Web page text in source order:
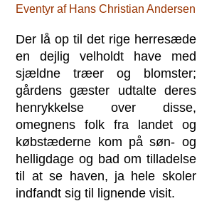
Eventyr af Hans Christian Andersen
Der lå op til det rige herresæde
en dejlig velholdt have med
sjældne træer og blomster;
gårdens gæster udtalte deres
henrykkelse over disse,
omegnens folk fra landet og
købstæderne kom på søn- og
helligdage og bad om tilladelse
til at se haven, ja hele skoler
indfandt sig til lignende visit.